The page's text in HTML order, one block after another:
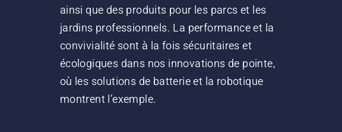
ainsi que des produits pour les parcs et les
jardins professionnels. La performance et la
convivialité sont à la fois sécuritaires et
écologiques dans nos innovations de pointe,
où les solutions de batterie et la robotique
montrent l’exemple.